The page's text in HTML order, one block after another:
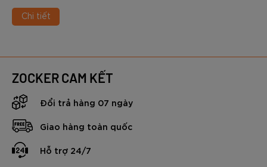
đấu chuyên nghiệp, số lượng người tham gia bộ môn này
ngày càng tăng mạnh. Cùng với sự phát triển đó, nhu cầu về
và thi đấu.
Nắm bắt được xu hướng, Zocker đã cho ra mắt NeoFlex -
dòng giày pickleball chuyên nghiệp, được thiết kế dành
riêng cho những người chơi đề cao tốc độ, sự linh hoạt,
cùng khả năng kiểm soát chuyển động. Với mức giá thuộc
phân khúc tầm trung - cận cao cấp, “thành viên” mới của
nhà Sóc đang thu hút sự quan tâm đông đảo của người chơi
bóng vợt tại Việt Nam.
Vậy đôi giày Pickleball Zocker NeoFlex có gì đặc biệt?
Chi tiết
ZOCKER CAM KẾT
Đổi trả hàng 07 ngày
Giao hàng toàn quốc
Hỗ trợ 24/7